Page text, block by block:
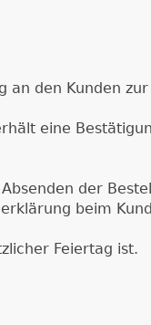
den Kunden zur
eine
der
beim
Feiertag ist.